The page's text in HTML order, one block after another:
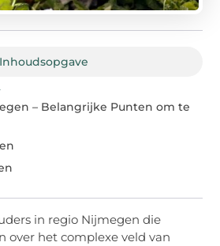
Inhoudsopgave
– Belangrijke Punten om te
in regio Nijmegen die
over het complexe veld van